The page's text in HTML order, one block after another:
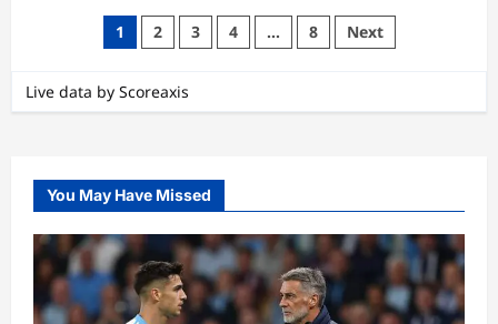
Atlético
Tembetary
1-
DE
America:
tính
tại
Division
Phân
bài
1 2 3 4 … 8 Next
Live data by Scoreaxis
You May Have Missed